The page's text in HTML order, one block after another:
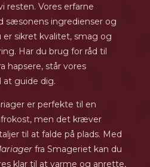
resten. Vores erfarne
sæsonens ingredienser og
er sikret kvalitet, smag og
Har du brug for råd til
hapsere, står vores
at guide dig.
er perfekte til en
men det kræver
til at falde på plads. Med
fra Smageriet kan du
klar til at varme og anrette,